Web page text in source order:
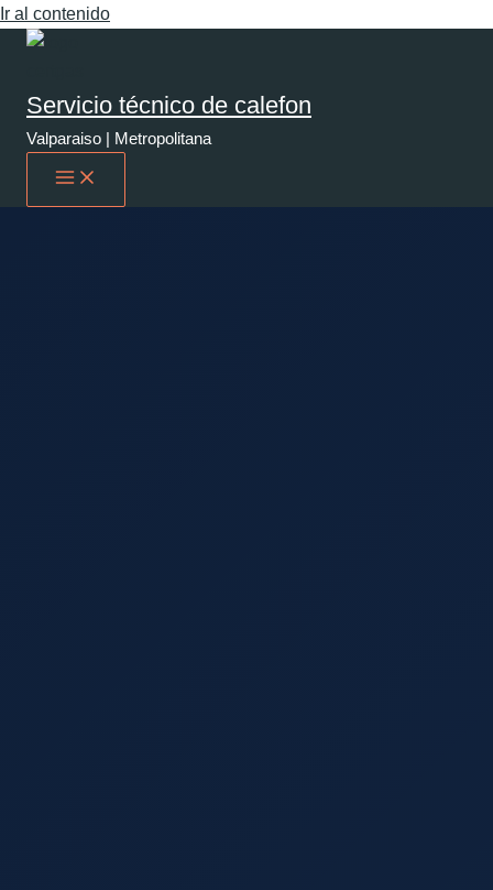
Ir al contenido
Servicio técnico de calefon
Valparaiso | Metropolitana